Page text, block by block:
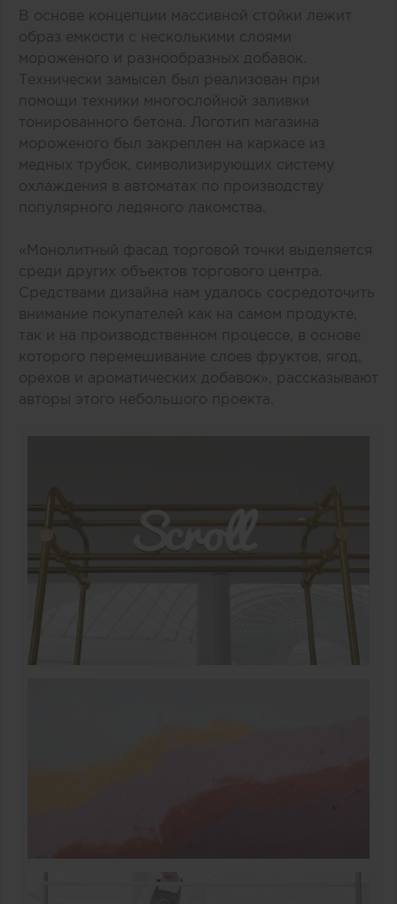
В основе концепции массивной стойки лежит
образ емкости с несколькими слоями
мороженого и разнообразных добавок.
Технически замысел был реализован при
помощи техники многослойной заливки
тонированного бетона. Логотип магазина
мороженого был закреплен на каркасе из
медных трубок, символизирующих систему
охлаждения в автоматах по производству
популярного ледяного лакомства.
«Монолитный фасад торговой точки выделяется
среди других объектов торгового центра.
Средствами дизайна нам удалось сосредоточить
внимание покупателей как на самом продукте,
так и на производственном процессе, в основе
которого перемешивание слоев фруктов, ягод,
орехов и ароматических добавок», рассказывают
авторы этого небольшого проекта.